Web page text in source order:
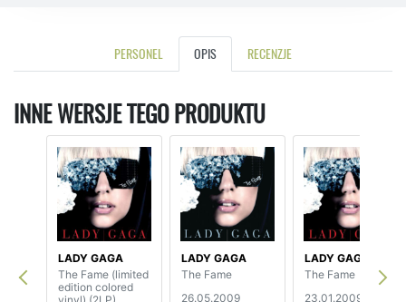
PERSONEL OPIS RECENZJE
INNE WERSJE TEGO PRODUKTU
LADY GAGA
The Fame (limited
edition colored
LADY GAGA
The Fame
26.05.2009
LADY GAGA
The Fame
23.01.2009